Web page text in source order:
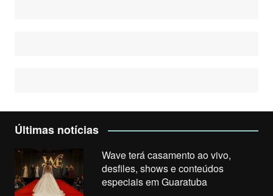
Últimas notícias
Wave terá casamento ao vivo,
desfiles, shows e conteúdos
especiais em Guaratuba